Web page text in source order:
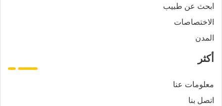
ابحث عن طبيب
الاختصاصات
المدن
أكثر
معلومات عنا
اتصل بنا